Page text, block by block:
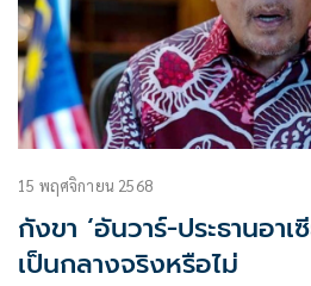
15 พฤศจิกายน 2568
กังขา ‘อันวาร์-ประธานอา
เป็นกลางจริงหรือไม่